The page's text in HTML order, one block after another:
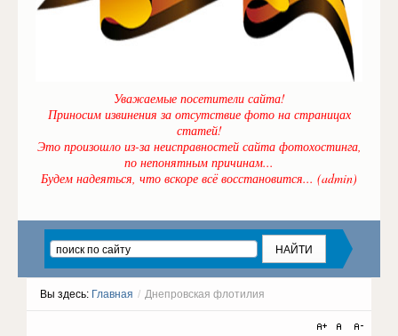
Уважаемые посетители сайта!
Приносим извинения за отсутствие фото на страницах
статей!
Это произошло из-за неисправностей сайта фотохостинга,
по непонятным причинам...
Будем надеяться, что вскоре всё восстановится... (admin)
Вы здесь: Главная / Днепровская флотилия